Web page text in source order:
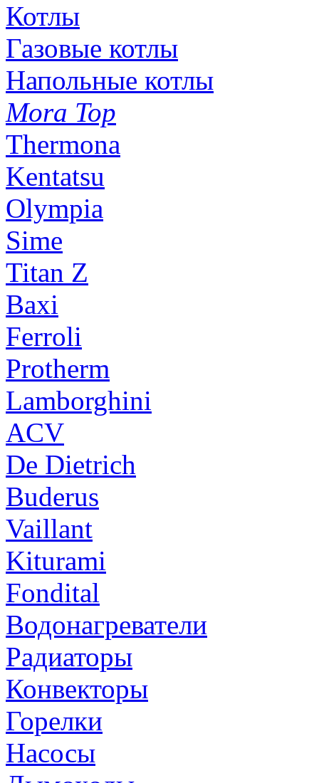
Котлы
Газовые котлы
Напольные котлы
Mora Top
Thermona
Kentatsu
Olympia
Sime
Titan Z
Baxi
Ferroli
Protherm
Lamborghini
ACV
De Dietrich
Buderus
Vaillant
Kiturami
Fondital
Водонагреватели
Радиаторы
Конвекторы
Горелки
Насосы